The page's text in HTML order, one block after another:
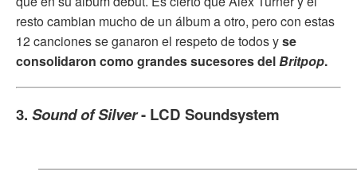
resto cambian mucho de un álbum a otro, pero con estas
12 canciones se ganaron el respeto de todos yse
consolidaron como grandes sucesores delBritpop.
3. Sound of Silver- LCD Soundsystem